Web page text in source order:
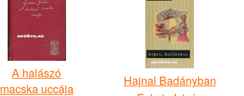
A halászó
macska uccája
Hajnal Badányban